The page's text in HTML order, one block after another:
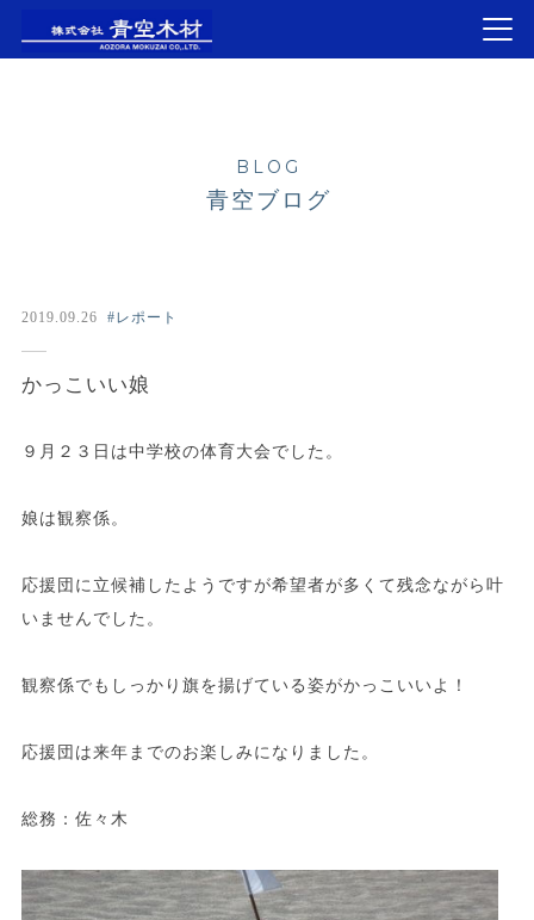
BLOG
青空ブログ
2019.09.26 #レポート
かっこいい娘
９月２３日は中学校の体育大会でした。
娘は観察係。
応援団に立候補したようですが希望者が多くて残念ながら叶
いませんでした。
観察係でもしっかり旗を揚げている姿がかっこいいよ！
応援団は来年までのお楽しみになりました。
総務：佐々木